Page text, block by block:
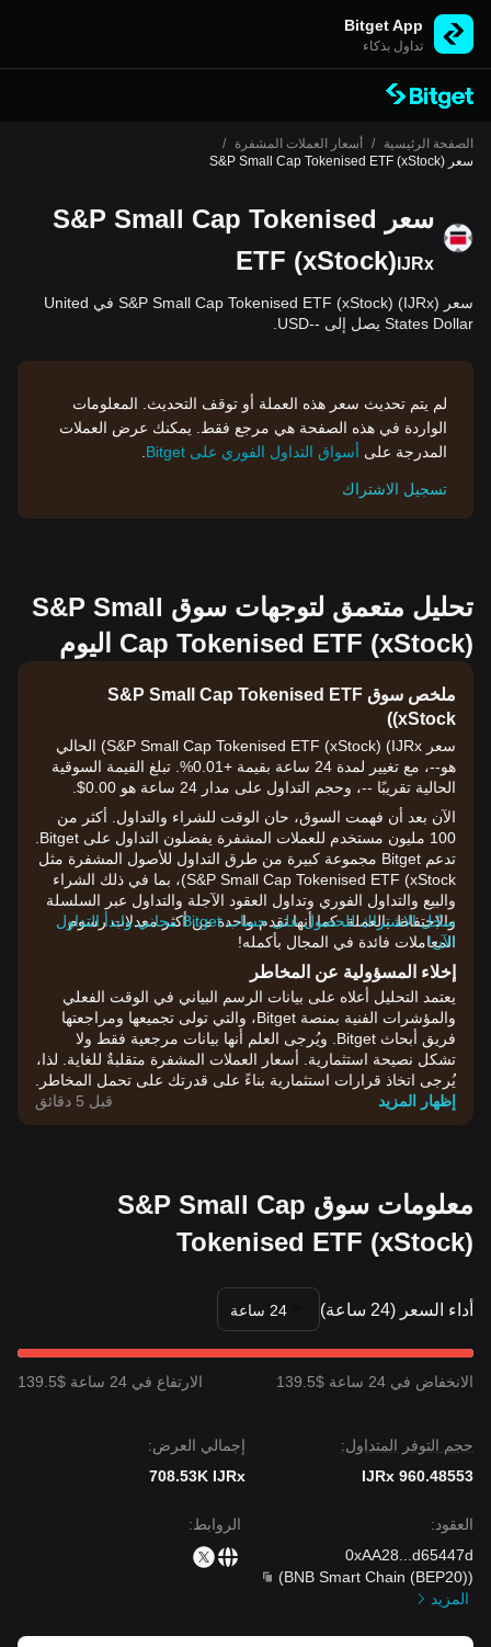
Bitget App
تداول بذكاء
الصفحة الرئيسية / أسعار العملات المشفرة
/
سعر S&P Small Cap Tokenised ETF (xStock)
سعر S&P Small Cap Tokenised
ETF (xStock) IJRx
سعر S&P Small Cap Tokenised ETF (xStock) (IJRx) في United
States Dollar يصل إلى --USD.
لم يتم تحديث سعر هذه العملة أو توقف التحديث. المعلومات
الواردة في هذه الصفحة هي مرجع فقط. يمكنك عرض العملات
المدرجة على أسواق التداول الفوري على Bitget
تسجيل الاشتراك
تحليل متعمق لتوجهات سوق S&P Small
Cap Tokenised ETF (xStock) اليوم
ملخص سوق S&P Small Cap Tokenised ETF
(xStock)
سعر S&P Small Cap Tokenised ETF (xStock) (IJRx) الحالي
هو--، مع تغيير لمدة 24 ساعة بقيمة +0.01%. تبلغ القيمة السوقية
الحالية تقريبًا --، وحجم التداول على مدار 24 ساعة هو 0.00$.
الآن بعد أن فهمت السوق، حان الوقت للشراء والتداول. أكثر من
تدعم Bitget مجموعة كبيرة من طرق التداول للأصول المشفرة مثل
S&P Small Cap Tokenised ETF (xStock)، بما في ذلك الشراء
والبيع والتداول الفوري وتداول العقود الآجلة والتداول عبر السلسلة
والاحتفاظ بالعملة. كما أنها تقدم واحدة من أكثر معدلات رسوم
المعاملات فائدة في المجال بأكمله!
سجّل الاشتراك للحصول على حساب Bitget مجاني وابدأ التداول
الآن!
إخلاء المسؤولية عن المخاطر
يعتمد التحليل أعلاه على بيانات الرسم البياني في الوقت الفعلي
والمؤشرات الفنية بمنصة Bitget، والتي تولى تجميعها ومراجعتها
فريق أبحاث Bitget. ويُرجى العلم أنها بيانات مرجعية فقط ولا
تشكل نصيحة استثمارية. أسعار العملات المشفرة متقلبةٌ للغاية. لذا،
يُرجى اتخاذ قرارات استثمارية بناءً على قدرتك على تحمل المخاطر.
إظهار المزيد
قبل 5 دقائق
معلومات سوق S&P Small Cap
Tokenised ETF (xStock)
أداء السعر (24 ساعة) 24 ساعة
الانخفاض في 24 ساعة $139.5 الارتفاع في 24 ساعة $139.5
حجم التوفر المتداول:
960.48553 IJRx
إجمالي العرض:
708.53K IJRx
العقود:
0xAA28
d65447d
(
BNB Smart Chain (BEP20)
)
المزيد
الروابط: